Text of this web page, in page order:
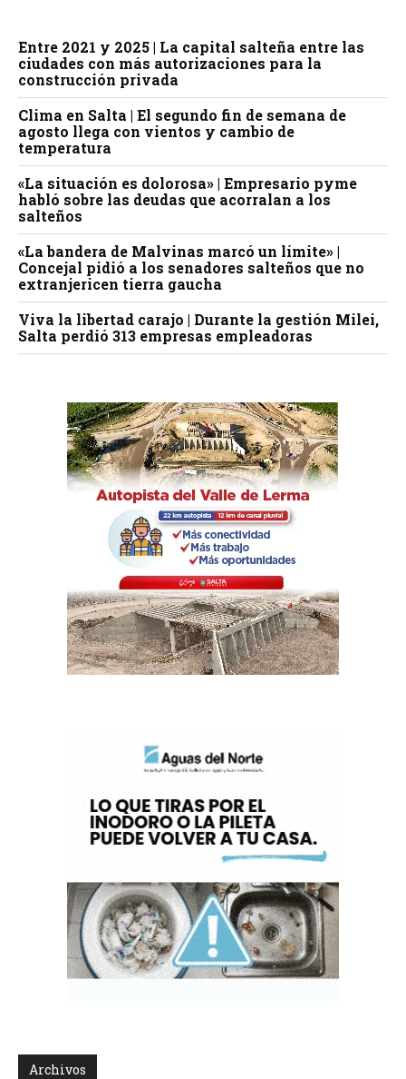
Entre 2021 y 2025 | La capital salteña entre las
ciudades con más autorizaciones para la
construcción privada
Clima en Salta | El segundo fin de semana de
agosto llega con vientos y cambio de
temperatura
«La situación es dolorosa» | Empresario pyme
habló sobre las deudas que acorralan a los
salteños
«La bandera de Malvinas marcó un límite» |
Concejal pidió a los senadores salteños que no
extranjericen tierra gaucha
Viva la libertad carajo | Durante la gestión Milei,
Salta perdió 313 empresas empleadoras
Archivos